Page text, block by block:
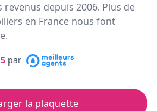
depuis 2006. Plus de
en France nous font
par
la plaquette